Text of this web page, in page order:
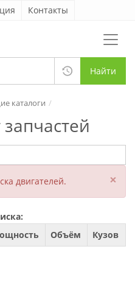
Контакты
Найти
каталоги
двигателей. ×
Объём Кузов